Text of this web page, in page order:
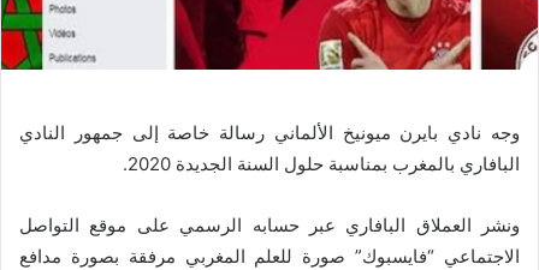
وجه نادي بايرن ميونيخ الألماني رسالة خاصة إلى جمهور النادي
البافاري بالمغرب بمناسبة حلول السنة الجديدة 2020.
ونشر العملاق البافاري عبر حسابه الرسمي على موقع التواصل
الاجتماعي “فايسبوك” صورة للعلم المغربي مرفقة بصورة مدافع